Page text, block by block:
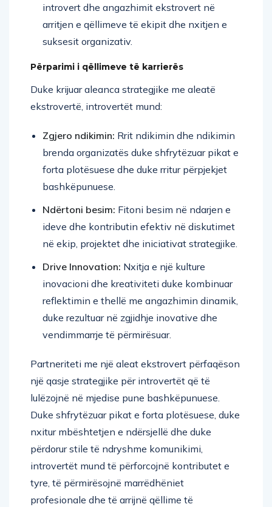
introvert dhe angazhimit ekstrovert në
arritjen e qëllimeve të ekipit dhe nxitjen e
suksesit organizativ.
Përparimi i qëllimeve të karrierës
Duke krijuar aleanca strategjike me aleatë
ekstrovertë, introvertët mund:
Zgjero ndikimin: Rrit ndikimin dhe ndikimin
brenda organizatës duke shfrytëzuar pikat e
forta plotësuese dhe duke rritur përpjekjet
bashkëpunuese.
Ndërtoni besim: Fitoni besim në ndarjen e
ideve dhe kontributin efektiv në diskutimet
në ekip, projektet dhe iniciativat strategjike.
Drive Innovation: Nxitja e një kulture
inovacioni dhe kreativiteti duke kombinuar
reflektimin e thellë me angazhimin dinamik,
duke rezultuar në zgjidhje inovative dhe
vendimmarrje të përmirësuar.
Partneriteti me një aleat ekstrovert përfaqëson
një qasje strategjike për introvertët që të
lulëzojnë në mjedise pune bashkëpunuese.
Duke shfrytëzuar pikat e forta plotësuese, duke
nxitur mbështetjen e ndërsjellë dhe duke
përdorur stile të ndryshme komunikimi,
introvertët mund të përforcojnë kontributet e
tyre, të përmirësojnë marrëdhëniet
profesionale dhe të arrijnë qëllime të